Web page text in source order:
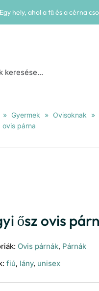
Egy hely, ahol a tű és a cérna
» Gyermek » Ovisoknak »
ovis párna
ősz ovis
Ovis párnák, Párnák
fiú, lány, unisex